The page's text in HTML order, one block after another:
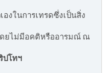
องในการเทรดซึ่งเป็นสิ่ง
ดยไม่มีอคติหรืออารมณ์ ณ
ปโทฯ